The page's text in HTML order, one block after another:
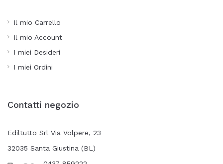
Il mio Carrello
Il mio Account
I miei Desideri
I miei Ordini
Contatti negozio
Ediltutto Srl Via Volpere, 23
32035 Santa Giustina (BL)